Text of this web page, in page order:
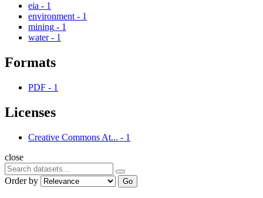
eia - 1
environment - 1
mining - 1
water - 1
Formats
PDF - 1
Licenses
Creative Commons At... - 1
close
Order by Go